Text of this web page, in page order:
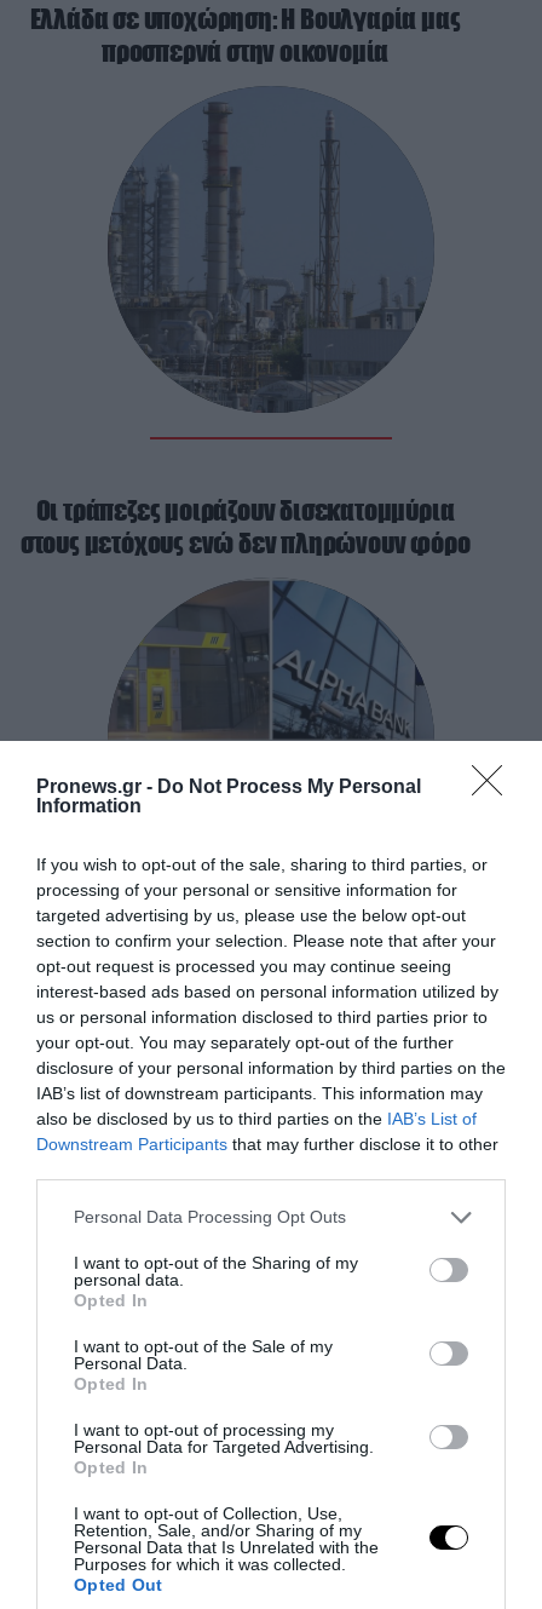
Pronews.gr - Do Not Process My Personal
Information
If you wish to opt-out of the sale, sharing to third parties, or
processing of your personal or sensitive information for
targeted advertising by us, please use the below opt-out
section to confirm your selection. Please note that after your
opt-out request is processed you may continue seeing
interest-based ads based on personal information utilized by
us or personal information disclosed to third parties prior to
your opt-out. You may separately opt-out of the further
disclosure of your personal information by third parties on the
IAB’s list of downstream participants. This information may
also be disclosed by us to third parties on the IAB’s List of
Downstream Participants that may further disclose it to other
Please note that this website/app uses one or more Google
not limited to your visit or usage behaviour. You may click to
grant or deny consent to Google and its third-party tags to
use your data for below specified purposes in below Google
consent section.
Personal Data Processing Opt Outs
I want to opt-out of the Sharing of my
personal data.
Opted In
I want to opt-out of the Sale of my
Personal Data.
Opted In
I want to opt-out of processing my
Personal Data for Targeted Advertising.
Opted In
I want to opt-out of Collection, Use,
Retention, Sale, and/or Sharing of my
Personal Data that Is Unrelated with the
Purposes for which it was collected.
Opted Out
Ελλάδα σε υποχώρηση: Η Βουλγαρία μας
προσπερνά στην οικονομία
Οι τράπεζες μοιράζουν δισεκατομμύρια
στους μετόχους ενώ δεν πληρώνουν φόρο
Η κλοπή των πολιτών μέσω των καυσίμων
στις διακοπές τους στα νησιά
επιχειρηματικό «φάουλ» του Ντάνιελ Εκ
που το «πλήρωσε» η εφαρμογή